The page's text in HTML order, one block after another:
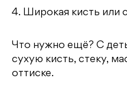
4. Широкая кисть или
Что нужно ещё? С
сухую кисть, стеку,
оттиске.